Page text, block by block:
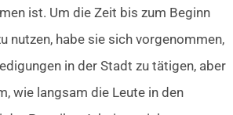
ist. Um die Zeit bis zum Beginn
nutzen, habe sie sich vorgenommen,
in der Stadt zu tätigen, aber
wie langsam die Leute in den